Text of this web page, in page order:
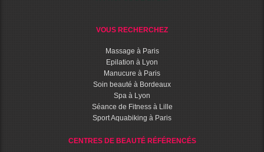
VOUS RECHERCHEZ
Massage à Paris
Epilation à Lyon
Manucure à Paris
Soin beauté à Bordeaux
Spa à Lyon
Séance de Fitness à Lille
Sport Aquabiking à Paris
CENTRES DE BEAUTÉ RÉFÉRENCÉS